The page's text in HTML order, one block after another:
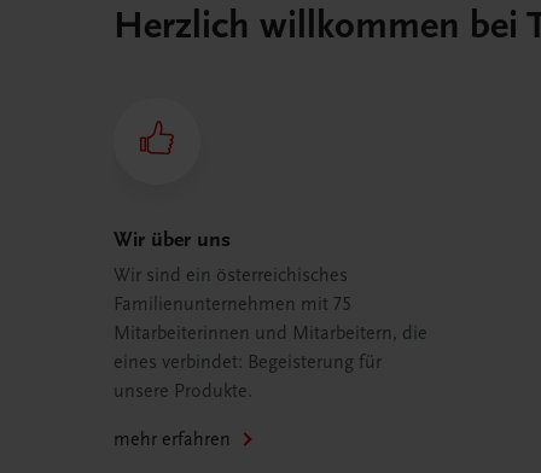
Herzlich willkommen bei
Wir über uns
Wir sind ein österreichisches
Familienunternehmen mit 75
Mitarbeiterinnen und Mitarbeitern, die
eines verbindet: Begeisterung für
unsere Produkte.
mehr erfahren